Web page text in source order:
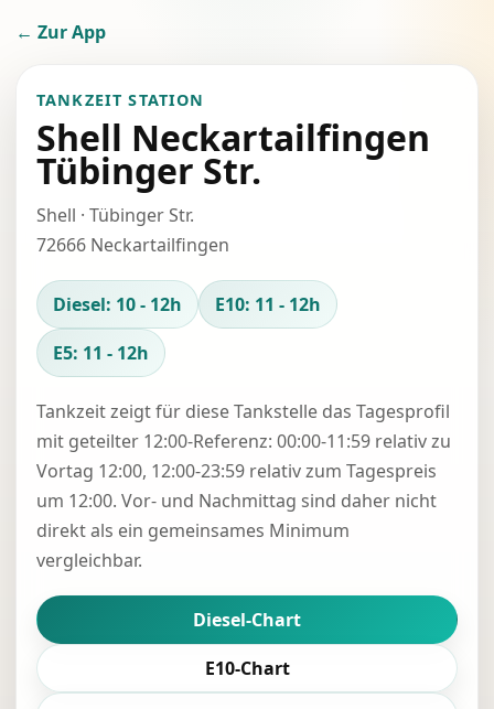
← Zur App
TANKZEIT STATION
Shell Neckartailfingen
Tübinger Str.
Shell · Tübinger Str.
72666 Neckartailfingen
Diesel: 10 - 12h
E10: 11 - 12h
E5: 11 - 12h
Tankzeit zeigt für diese Tankstelle das Tagesprofil
mit geteilter 12:00-Referenz: 00:00-11:59 relativ zu
Vortag 12:00, 12:00-23:59 relativ zum Tagespreis
um 12:00. Vor- und Nachmittag sind daher nicht
direkt als ein gemeinsames Minimum
vergleichbar.
Diesel-Chart
E10-Chart